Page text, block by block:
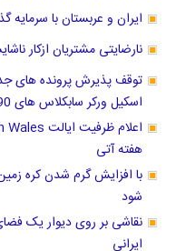
ایران و عربستان با سرمایه
نارضایتی مشتریان ازکار
توقف پذیرش پرونده های
اسکیل ورکر سابکلاس های 190 و 489
هفته آتی
با افزایش گرم شدن کره
شود
نقاشی بر روی دیوار یک
ایرانی